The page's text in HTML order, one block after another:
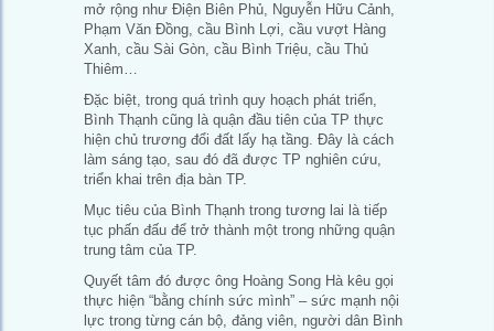
mở rộng như Điện Biên Phủ, Nguyễn Hữu Cảnh,
Phạm Văn Đồng, cầu Bình Lợi, cầu vượt Hàng
Xanh, cầu Sài Gòn, cầu Bình Triệu, cầu Thủ
Thiêm…
Đặc biệt, trong quá trình quy hoạch phát triển,
Bình Thạnh cũng là quận đầu tiên của TP thực
hiện chủ trương đổi đất lấy hạ tầng. Đây là cách
làm sáng tạo, sau đó đã được TP nghiên cứu,
triển khai trên địa bàn TP.
Mục tiêu của Bình Thạnh trong tương lai là tiếp
tục phấn đấu để trở thành một trong những quận
trung tâm của TP.
Quyết tâm đó được ông Hoàng Song Hà kêu gọi
thực hiện “bằng chính sức mình” – sức mạnh nội
lực trong từng cán bộ, đảng viên, người dân Bình